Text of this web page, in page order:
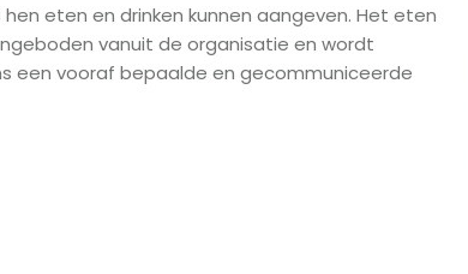
eten en drinken kunnen aangeven. Het eten
vanuit de organisatie en wordt
een vooraf bepaalde en gecommuniceerde